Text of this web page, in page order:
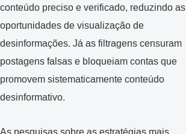
conteúdo preciso e verificado, reduzindo as
oportunidades de visualização de
desinformações. Já as filtragens censuram
postagens falsas e bloqueiam contas que
promovem sistematicamente conteúdo
desinformativo.